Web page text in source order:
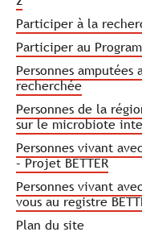
Participer à la
Participer au
Personnes
recherchée
Personnes de la
sur le microbiote
Personnes vivant
– Projet BETTER
Personnes vivant
vous au registre
Plan du site